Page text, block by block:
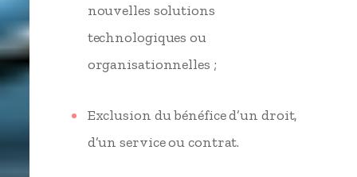
nouvelles solutions
technologiques ou
organisationnelles ;
Exclusion du bénéfice d’un droit,
d’un service ou contrat.